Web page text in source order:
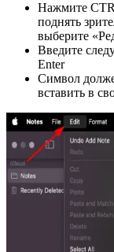
Нажмите
поднять
выберите
Введите
Enter
Символ
вставить в